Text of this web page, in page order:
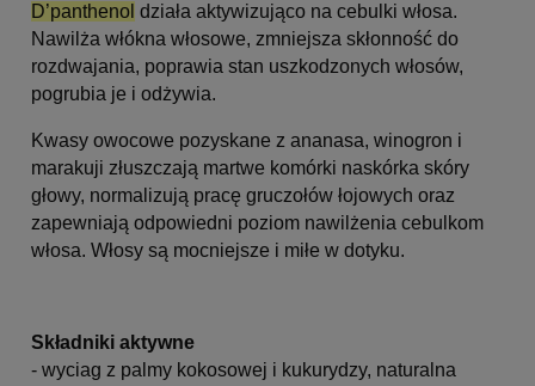
D’panthenol działa aktywizująco na cebulki włosa.
Nawilża włókna włosowe, zmniejsza skłonność do
rozdwajania, poprawia stan uszkodzonych włosów,
pogrubia je i odżywia.
Kwasy owocowe pozyskane z ananasa, winogron i
marakuji złuszczają martwe komórki naskórka skóry
głowy, normalizują pracę gruczołów łojowych oraz
zapewniają odpowiedni poziom nawilżenia cebulkom
włosa. Włosy są mocniejsze i miłe w dotyku.
Składniki aktywne
- wyciag z palmy kokosowej i kukurydzy, naturalna